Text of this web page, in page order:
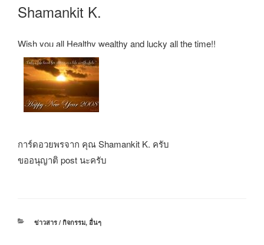
Shamankit K.
Wish you all Healthy wealthy and lucky all the time!!
การ์ดอวยพรจาก คุณ Shamankit K. ครับ
ขออนุญาติ post นะครับ
หมวด
ข่าวสาร / กิจกรรม, อื่นๆ